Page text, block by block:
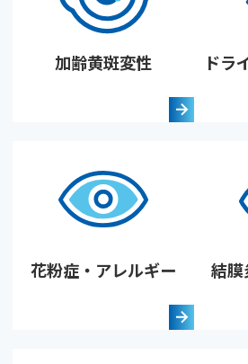
加齢黄斑変性 ドラ
花粉症・アレルギー 結